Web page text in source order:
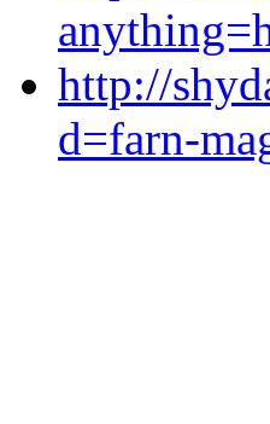
http://
d=farn-